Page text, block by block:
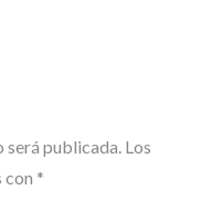
será publicada. Los
con *